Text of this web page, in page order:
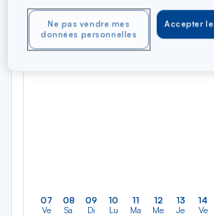
Précédent
N/A*
Aller / Retour — Économique
07
Ve
08
Sa
09
Di
10
Lu
11
Ma
12
Me
13
Je
14
Ve
Accepter
Ne pas vendre mes
données personnelles